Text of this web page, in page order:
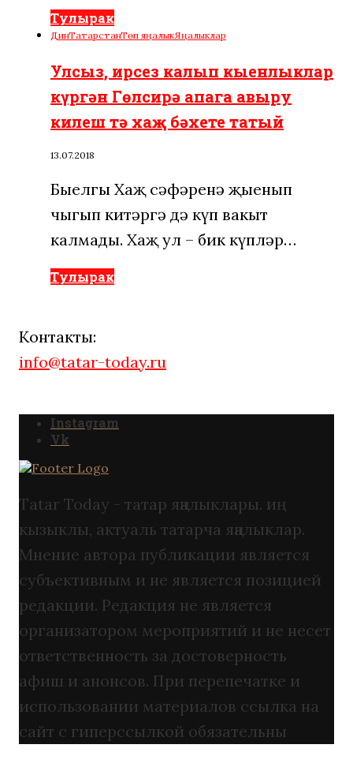
Тулырак
ДинТатарстанТөп яңалыкЯңалыклар
Улсыз, ирсез калып кыенлыклар
күргән Гөлсирә апага авыру
килеш тә хаҗ бәхете татый
13.07.2018
Быелгы Хаҗ сәфәренә җыенып
чыгып китәргә дә күп вакыт
калмады. Хаҗ ул – бик күпләр…
Тулырак
Контакты:
info@tatar-today.ru
Instagram
Vk
Tatar Today - татар яңалыклары. иң
кызыклы, актуаль татарча яңалыклар.
Мнение автора публикации является
субъективным и не является позицией
редакции. Редакция не является
организатором мероприятий и не несет
ответственность за достоверность
афиш и анонсов. При перепечатке и
использовании материалов ссылка на
сайт с гиперссылкой обязательны